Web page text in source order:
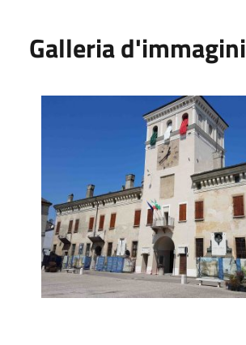
Galleria d'immagini
Palazzo Pretorio e Torre Civica